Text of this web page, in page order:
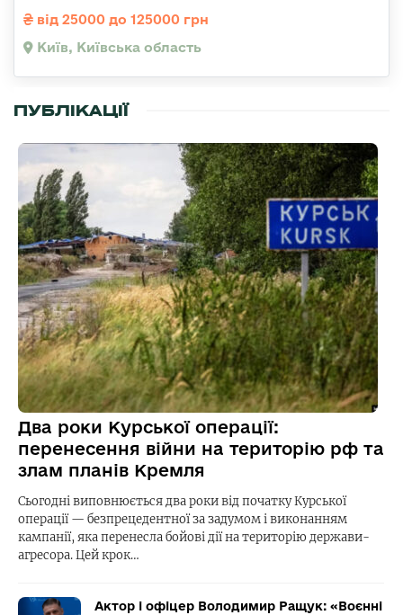
від 25000 до 125000 грн
Київ, Київська область
ПУБЛІКАЦІЇ
Два роки Курської операції:
перенесення війни на територію рф та
злам планів Кремля
Сьогодні виповнюється два роки від початку Курської
операції — безпрецедентної за задумом і виконанням
кампанії, яка перенесла бойові дії на територію держави-
агресора. Цей крок…
Актор і офіцер Володимир Ращук: «Воєнні